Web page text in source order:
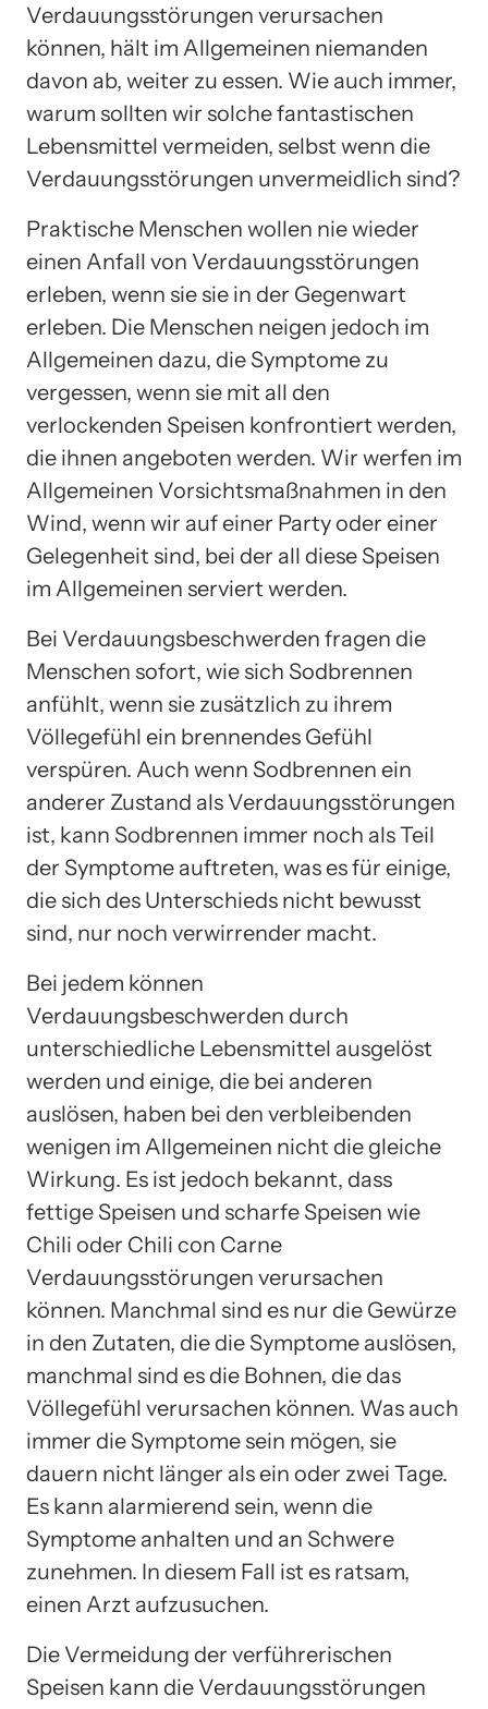
Verdauungsstörungen verursachen
können, hält im Allgemeinen niemanden
davon ab, weiter zu essen. Wie auch immer,
warum sollten wir solche fantastischen
Lebensmittel vermeiden, selbst wenn die
Verdauungsstörungen unvermeidlich sind?
Praktische Menschen wollen nie wieder
einen Anfall von Verdauungsstörungen
erleben, wenn sie sie in der Gegenwart
erleben. Die Menschen neigen jedoch im
Allgemeinen dazu, die Symptome zu
vergessen, wenn sie mit all den
verlockenden Speisen konfrontiert werden,
die ihnen angeboten werden. Wir werfen im
Allgemeinen Vorsichtsmaßnahmen in den
Wind, wenn wir auf einer Party oder einer
Gelegenheit sind, bei der all diese Speisen
im Allgemeinen serviert werden.
Bei Verdauungsbeschwerden fragen die
Menschen sofort, wie sich Sodbrennen
anfühlt, wenn sie zusätzlich zu ihrem
Völlegefühl ein brennendes Gefühl
verspüren. Auch wenn Sodbrennen ein
anderer Zustand als Verdauungsstörungen
ist, kann Sodbrennen immer noch als Teil
der Symptome auftreten, was es für einige,
die sich des Unterschieds nicht bewusst
sind, nur noch verwirrender macht.
Bei jedem können
Verdauungsbeschwerden durch
unterschiedliche Lebensmittel ausgelöst
werden und einige, die bei anderen
auslösen, haben bei den verbleibenden
wenigen im Allgemeinen nicht die gleiche
Wirkung. Es ist jedoch bekannt, dass
fettige Speisen und scharfe Speisen wie
Chili oder Chili con Carne
Verdauungsstörungen verursachen
können. Manchmal sind es nur die Gewürze
in den Zutaten, die die Symptome auslösen,
manchmal sind es die Bohnen, die das
Völlegefühl verursachen können. Was auch
immer die Symptome sein mögen, sie
dauern nicht länger als ein oder zwei Tage.
Es kann alarmierend sein, wenn die
Symptome anhalten und an Schwere
zunehmen. In diesem Fall ist es ratsam,
einen Arzt aufzusuchen.
Die Vermeidung der verführerischen
Speisen kann die Verdauungsstörungen